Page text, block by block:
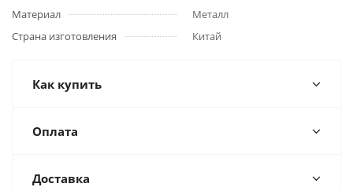
Материал
Металл
Страна изготовления
Китай
Как купить
Оплата
Доставка